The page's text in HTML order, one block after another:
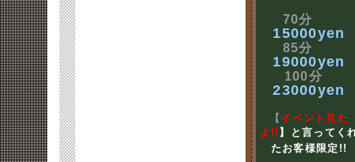
70分
15000yen
85分
19000yen
100分
23000yen
【 イベント見た
よ!! 】と言ってく
たお客様限定!!